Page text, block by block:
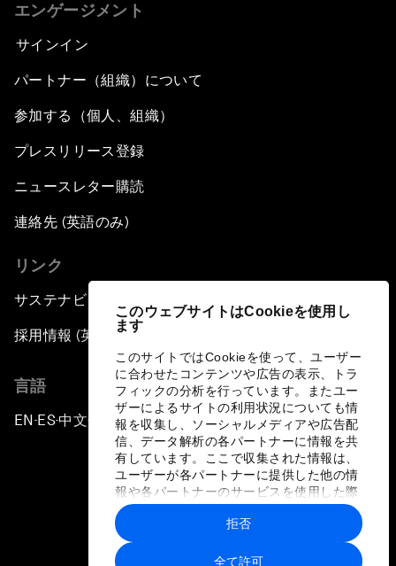
このウェブサイトはCookieを使用し
ます
このサイトではCookieを使って、ユーザー
に合わせたコンテンツや広告の表示、トラ
フィックの分析を行っています。またユー
ザーによるサイトの利用状況についても情
報を収集し、ソーシャルメディアや広告配
信、データ解析の各パートナーに情報を共
有しています。ここで収集された情報は、
ユーザーが各パートナーに提供した他の情
報や各パートナーのサービスを使用した際
に収集された情報と組み合わされ、各パー
トナーによって使用されることがありま
す。
全て許可
拒否
エンゲージメント
サインイン
パートナー（組織）について
参加する（個人、組織）
プレスリリース登録
ニュースレター購読
連絡先 (英語のみ)
リンク
サステナビリティへの取り組み
採用情報 (英語のみ)
言語
EN ▪ES▪中文▪ 日本語
プライバシーポリシーと利用規約